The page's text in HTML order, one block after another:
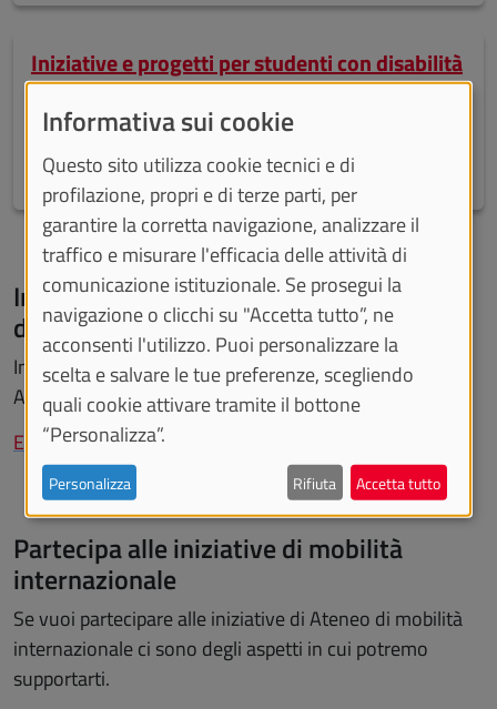
Iniziative e progetti per studenti con disabilità
sperimentazione di nuove tecnologie assistive.
Informati su esoneri per studenti con
disabilità
Informazioni sugli esoneri ed i rimborsi previsti in
Ateneo, tra cui quelli a favore di studenti con disabilità.
Esoneri e rimborsi
Partecipa alle iniziative di mobilità
internazionale
Se vuoi partecipare alle iniziative di Ateneo di mobilità
internazionale ci sono degli aspetti in cui potremo
supportarti.
Informativa sui cookie
Questo sito utilizza cookie tecnici e di
profilazione, propri e di terze parti, per
garantire la corretta navigazione, analizzare il
traffico e misurare l'efficacia delle attività di
comunicazione istituzionale. Se prosegui la
navigazione o clicchi su "Accetta tutto”, ne
acconsenti l'utilizzo. Puoi personalizzare la
scelta e salvare le tue preferenze, scegliendo
quali cookie attivare tramite il bottone
“Personalizza”.
Personalizza Rifiuta Accetta tutto